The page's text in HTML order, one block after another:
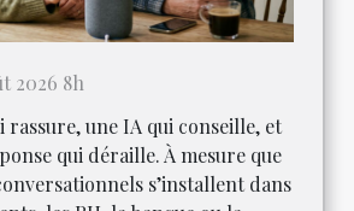
2026 8h
rassure, une IA qui conseille, et
qui déraille. À mesure que
s’installent dans